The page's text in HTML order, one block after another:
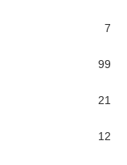
7
99
21
12